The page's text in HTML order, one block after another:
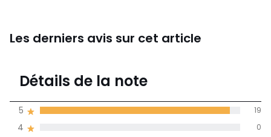
Les derniers avis sur cet article
4,8
de moyenne
obtenue sur
Détails de la note
4 0
5 19